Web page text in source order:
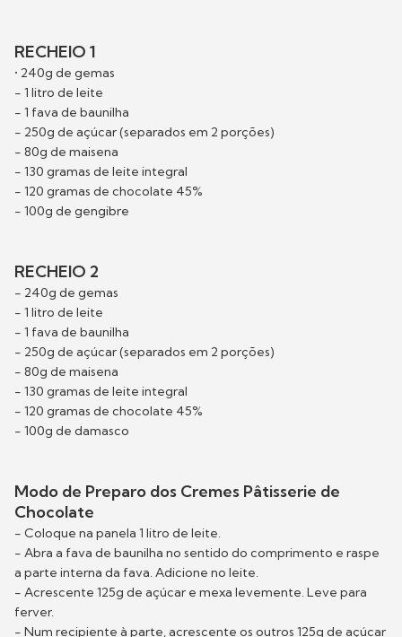
RECHEIO 1
• 240g de gemas
- 1 litro de leite
- 1 fava de baunilha
- 250g de açúcar (separados em 2 porções)
- 80g de maisena
- 130 gramas de leite integral
- 120 gramas de chocolate 45%
- 100g de gengibre
RECHEIO 2
- 240g de gemas
- 1 litro de leite
- 1 fava de baunilha
- 250g de açúcar (separados em 2 porções)
- 80g de maisena
- 130 gramas de leite integral
- 120 gramas de chocolate 45%
- 100g de damasco
Modo de Preparo dos Cremes Pâtisserie de
Chocolate
- Coloque na panela 1 litro de leite.
- Abra a fava de baunilha no sentido do comprimento e raspe
a parte interna da fava. Adicione no leite.
- Acrescente 125g de açúcar e mexa levemente. Leve para
ferver.
- Num recipiente à parte, acrescente os outros 125g de açúcar